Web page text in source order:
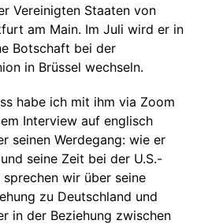
Vereinigten Staaten von
am Main. Im Juli wird er in
Botschaft bei der
in Brüssel wechseln.
habe ich mit ihm via Zoom
Interview auf englisch
seinen Werdegang: wie er
seine Zeit bei der U.S.-
wir über seine
zu Deutschland und
in der Beziehung zwischen